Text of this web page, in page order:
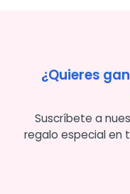
¿Quieres
Suscríbete a
regalo especial en